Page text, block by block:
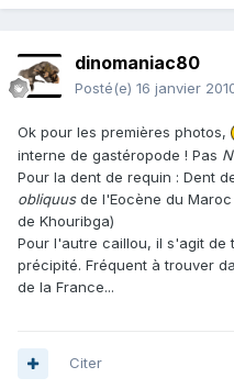
dinomaniac80
Posté(e) 16 janvier
Ok pour les premières photos,
interne de gastéropode ! Pas
Pour la dent de requin : Dent
obliquusde l'Eocène du
de Khouribga)
Pour l'autre caillou, il s'agit
précipité. Fréquent à trouver
de la France...
Citer